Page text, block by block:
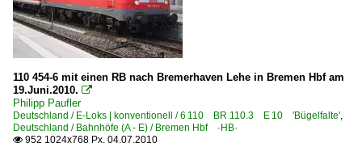
3 291 BR 291 DB V 90 P
3 345 · 3 346 BR 345 · BR 346 DR 105 · DR 106 DR V 60
3 362 BR 362 remotorisierte DB 260
3 363 BR 363 ·DB V 60· remot. DB 261
3 365 BR 365 funkferngesteuerte DB 261
110 454-6 mit einen RB nach Bremerhaven Lehe in Bremen Hbf am
19.Juni.2010. 
Philipp Paufler
Deutschland / E-Loks | konventionell / 6 110 BR 110.3 E 10 'Bügelfalte',
Deutschland / Bahnhöfe (A - E) / Bremen Hbf ·HB·
 952 1024x768 Px, 04.07.2010